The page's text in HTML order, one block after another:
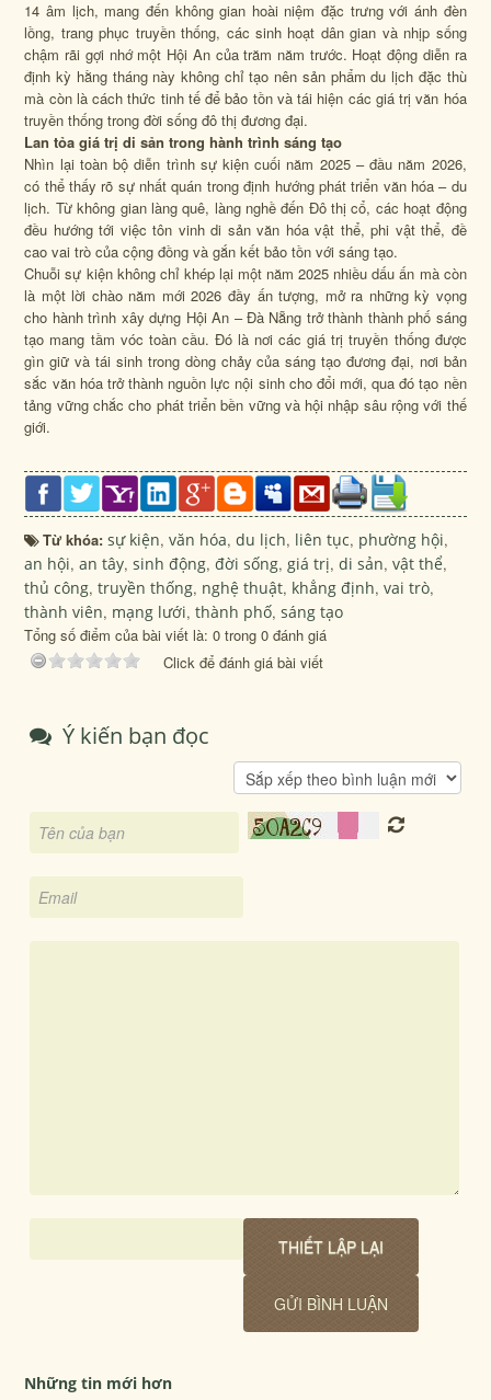
14 âm lịch, mang đến không gian hoài niệm đặc trưng với ánh đèn
lồng, trang phục truyền thống, các sinh hoạt dân gian và nhịp sống
chậm rãi gợi nhớ một Hội An của trăm năm trước. Hoạt động diễn ra
định kỳ hằng tháng này không chỉ tạo nên sản phẩm du lịch đặc thù
mà còn là cách thức tinh tế để bảo tồn và tái hiện các giá trị văn hóa
truyền thống trong đời sống đô thị đương đại.
Lan tỏa giá trị di sản trong hành trình sáng tạo
Nhìn lại toàn bộ diễn trình sự kiện cuối năm 2025 – đầu năm 2026,
có thể thấy rõ sự nhất quán trong định hướng phát triển văn hóa – du
lịch. Từ không gian làng quê, làng nghề đến Đô thị cổ, các hoạt động
đều hướng tới việc tôn vinh di sản văn hóa vật thể, phi vật thể, đề
cao vai trò của cộng đồng và gắn kết bảo tồn với sáng tạo.
Chuỗi sự kiện không chỉ khép lại một năm 2025 nhiều dấu ấn mà còn
là một lời chào năm mới 2026 đầy ấn tượng, mở ra những kỳ vọng
cho hành trình xây dựng Hội An – Đà Nẵng trở thành thành phố sáng
tạo mang tầm vóc toàn cầu. Đó là nơi các giá trị truyền thống được
gìn giữ và tái sinh trong dòng chảy của sáng tạo đương đại, nơi bản
sắc văn hóa trở thành nguồn lực nội sinh cho đổi mới, qua đó tạo nền
tảng vững chắc cho phát triển bền vững và hội nhập sâu rộng với thế
giới.
Từ khóa:sự kiện,văn hóa,du lịch, liên tục, phường hội,
an hội,an tây,sinh động,đời sống,giá trị,di sản,vật thể,
thủ công,truyền thống, nghệ thuật, khẳng định,vai trò,
thành viên, mạng lưới,thành phố,sáng tạo
Tổng số điểm của bài viết là: 0 trong 0 đánh giá
Click để đánh giá bài viết
Ý kiến bạn đọc
Những tin mới hơn